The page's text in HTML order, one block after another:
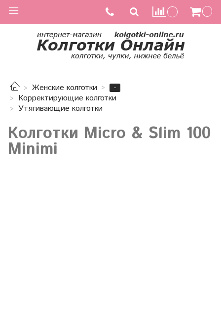
Женские колготки
-
Корректирующие колготки
Утягивающие колготки
Колготки Micro & Slim 100
Minimi